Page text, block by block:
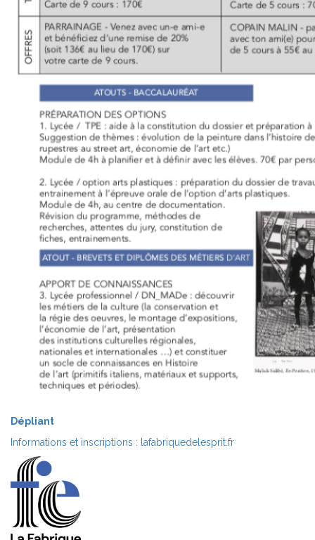
Dépliant
Informations et inscriptions : lafabriquedelesprit.fr